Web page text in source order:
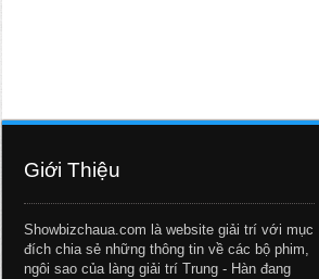
Giới Thiệu
Showbizchaua.com là website giải trí với mục
đích chia sẻ những thông tin về các bộ phim,
ngôi sao của làng giải trí Trung - Hàn đang